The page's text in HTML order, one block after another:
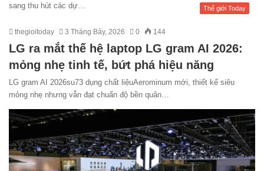
sang thu hút các dự…
Thế giới Today
thegioitoday 3 Tháng Bảy, 2026 0 144
LG ra mắt thế hệ laptop LG gram AI 2026:
mỏng nhẹ tinh tế, bứt phá hiệu năng
LG gram AI 2026su73 dụng chất liệuAerominum mới, thiết kế siêu
mỏng nhẹ nhưng vẫn đạt chuẩn độ bền quân…